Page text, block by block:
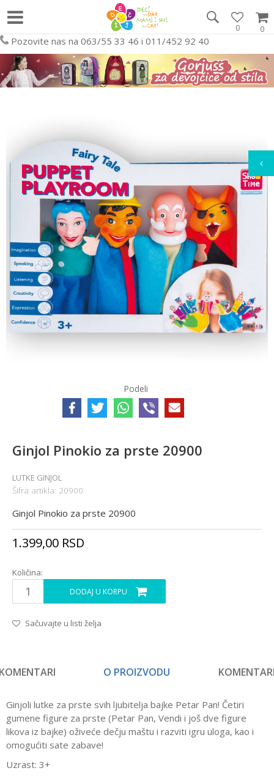
0
0
Pozovite nas na 063/55 33 46 i 011/452 92 40
Podeli
Ginjol Pinokio za prste 20900
LUTKE GINJOL
Šifra artikla: 20900
Ginjol Pinokio za prste 20900
1.399,00 RSD
Količina:
DODAJ U KORPU
Sačuvajte u listi želja
O PROIZVODU
Ginjoli lutke za prste svih ljubitelja bajke Petar Pan! Četiri
gumene figure za prste (Petar Pan, Vendi i još dve figure
likova iz bajke) oživeće dečju maštu i razviti igru uloga, kao i
omogućiti sate zabave!
Uzrast: 3+